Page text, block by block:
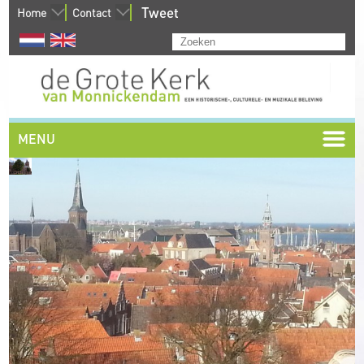
Home Contact Tweet
MENU